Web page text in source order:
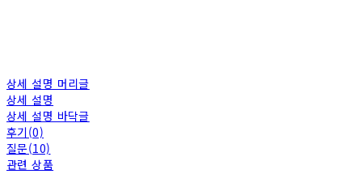
상세 설명 머리글
상세 설명
상세 설명 바닥글
후기(0)
질문(10)
관련 상품